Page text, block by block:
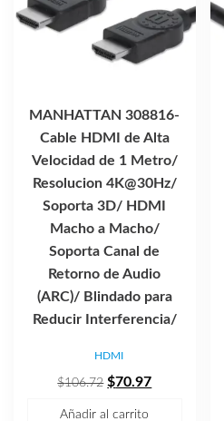
MANHATTAN 308816-
Cable HDMI de Alta
Velocidad de 1 Metro/
Resolucion 4K@30Hz/
Soporta 3D/ HDMI
Macho a Macho/
Soporta Canal de
Retorno de Audio
(ARC)/ Blindado para
Reducir Interferencia/
HDMI
$106.72 El
$70.97El
Añadir al carrito